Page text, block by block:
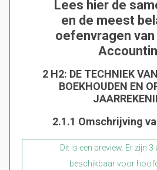
Lees hier de
en de meest
oefenvragen van
2 H2: DE TECHNIEK
BOEKHOUDEN EN
2.1.1 Omschrijving
Dit is een preview. Er zijn
beschikbaar voor